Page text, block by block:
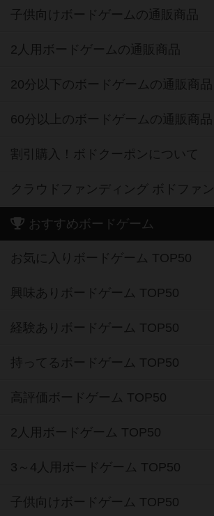
子供向けボードゲームの通販商品
2人用ボードゲームの通販商品
20分以下のボードゲームの通販商品
60分以上のボードゲームの通販商品
割引購入！ボドクーポンについて
クラウドファンディング ボドファン
おすすめボードゲーム
お気に入りボードゲーム TOP50
興味ありボードゲーム TOP50
経験ありボードゲーム TOP50
持ってるボードゲーム TOP50
高評価ボードゲーム TOP50
2人用ボードゲーム TOP50
3～4人用ボードゲーム TOP50
子供向けボードゲーム TOP50